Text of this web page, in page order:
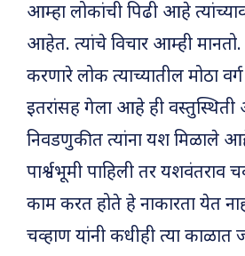
आम्हा लोकांची पिढी आहे
आहेत. त्यांचे विचार आम्ही मानतो.
करणारे लोक त्याच्यातील मोठा
इतरांसह गेला आहे ही
निवडणुकीत त्यांना यश मिळाले
पार्श्वभूमी पाहिली तर यशवंतराव
काम करत होते हे नाकारता येत
चव्हाण यांनी कधीही त्या